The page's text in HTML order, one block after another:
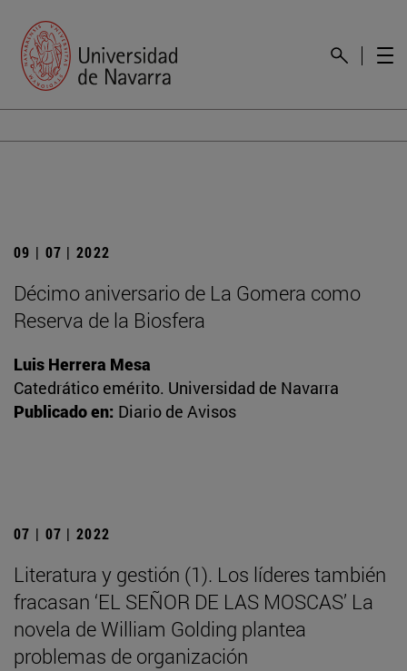
09 | 07 | 2022
Décimo aniversario de La Gomera como
Reserva de la Biosfera
Luis Herrera Mesa
Catedrático emérito. Universidad de Navarra
Publicado en: Diario de Avisos
07 | 07 | 2022
Literatura y gestión (1). Los líderes también
fracasan ‘EL SEÑOR DE LAS MOSCAS’ La
novela de William Golding plantea
problemas de organización